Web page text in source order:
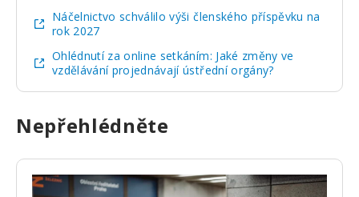
Náčelnictvo schválilo výši členského příspěvku na
rok 2027
Ohlédnutí za online setkáním: Jaké změny ve
vzdělávání projednávají ústřední orgány?
Nepřehlédněte